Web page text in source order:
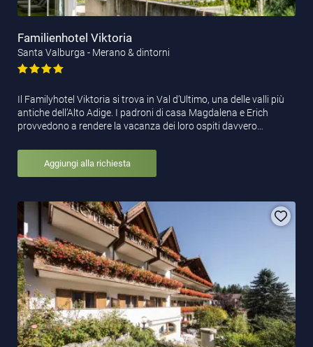
Familienhotel Viktoria
Santa Valburga - Merano & dintorni
Il Familyhotel Viktoria si trova in Val d’Ultimo, una delle valli più
antiche dell’Alto Adige. I padroni di casa Magdalena e Erich
provvedono a rendere la vacanza dei loro ospiti davvero…
Aggiungi alla richiesta